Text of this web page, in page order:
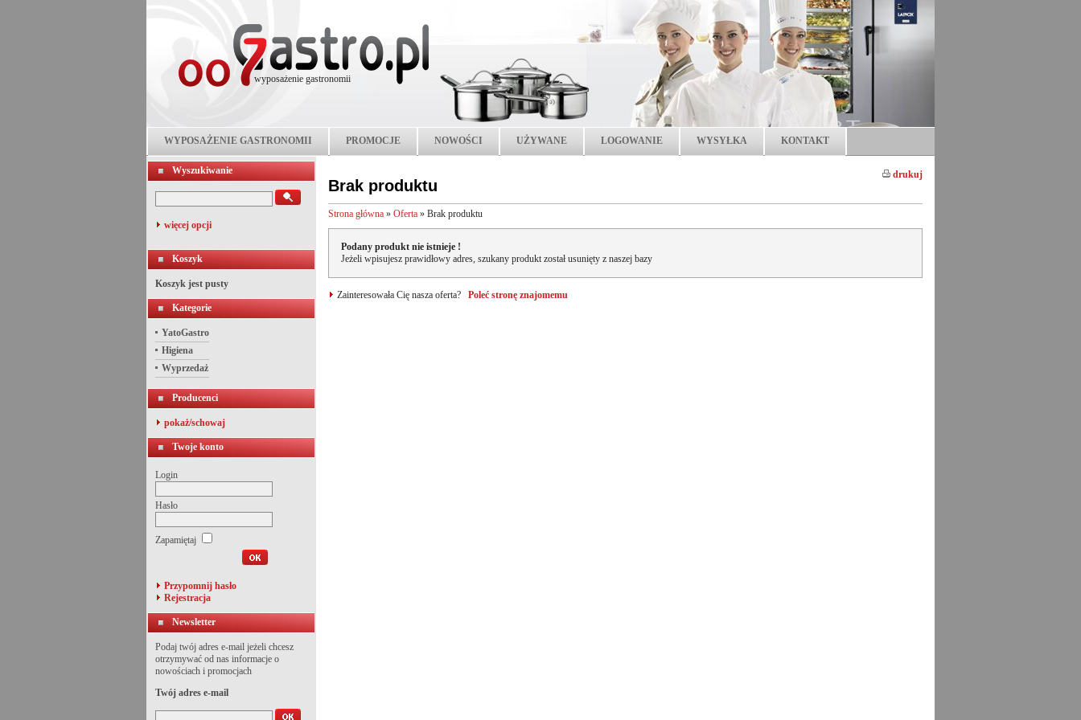
wyposażenie gastronomii
WYPOSAŻENIE GASTRONOMII PROMOCJE NOWOŚCI UŻYWANE LOGOWANIE WYSYŁKA KONTAKT
Wyszukiwanie
więcej opcji
Koszyk
Koszyk jest pusty
Kategorie
YatoGastro
Higiena
Wyprzedaż
Producenci
pokaż/schowaj
Twoje konto
Login
Hasło
Zapamiętaj
Przypomnij hasło
Rejestracja
Newsletter
Podaj twój adres e-mail jeżeli chcesz
otrzymywać od nas informacje o
nowościach i promocjach
Twój adres e-mail
drukuj
Brak produktu
Strona główna » Oferta » Brak produktu
Podany produkt nie istnieje !
Jeżeli wpisujesz prawidłowy adres, szukany produkt został usunięty z naszej bazy
Zainteresowała Cię nasza oferta? Poleć stronę znajomemu